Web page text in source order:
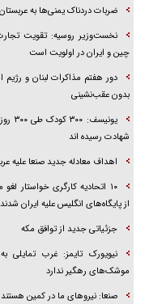
برابر یورش به پاسگاه‌های پلیس
ضربات دردناک یمنی‌ها به عربستان
نخست‌وزیر روسیه:‌ تقویت تجارت
چین و ایران در اولویت است
دور هفتم مذاکرات لبنان و رژیم
بدون عقب‌نشینی
شهادت رسیده اند
اهداف معادله جدید صنعا علیه
۱۰ اتحادیه کارگری خواستار
از پایگاه‌های انگلیس علیه ایران شدند
جزئیاتی جدید از توافق مکه
نیویورک تایمز: غرب تمایلی
موشک‌های رهگیر ندارد
صنعا: نیروهای ما در کمین‌ هستند